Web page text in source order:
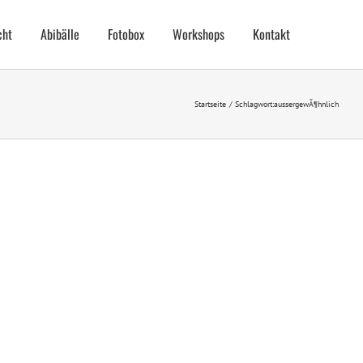
Abibälle Fotobox Workshops Kontakt
Startseite Schlagwort:aussergewÃ¶hnlich